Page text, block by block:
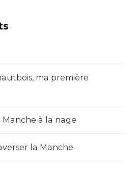
ma première
Manche à la nage
la Manche